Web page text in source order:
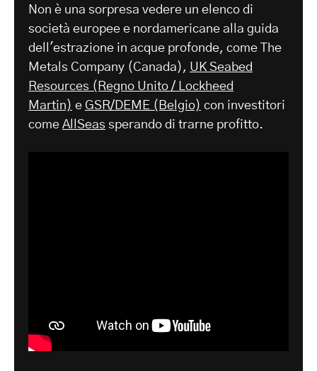
Non è una sorpresa vedere un elenco di
società europee e nordamericane alla guida
dell'estrazione in acque profonde, come The
Metals Company (Canada), UK Seabed
Resources (Regno Unito / Lockheed
Martin) e GSR/DEME (Belgio) con investitori
come AllSeas sperando di trarne profitto.